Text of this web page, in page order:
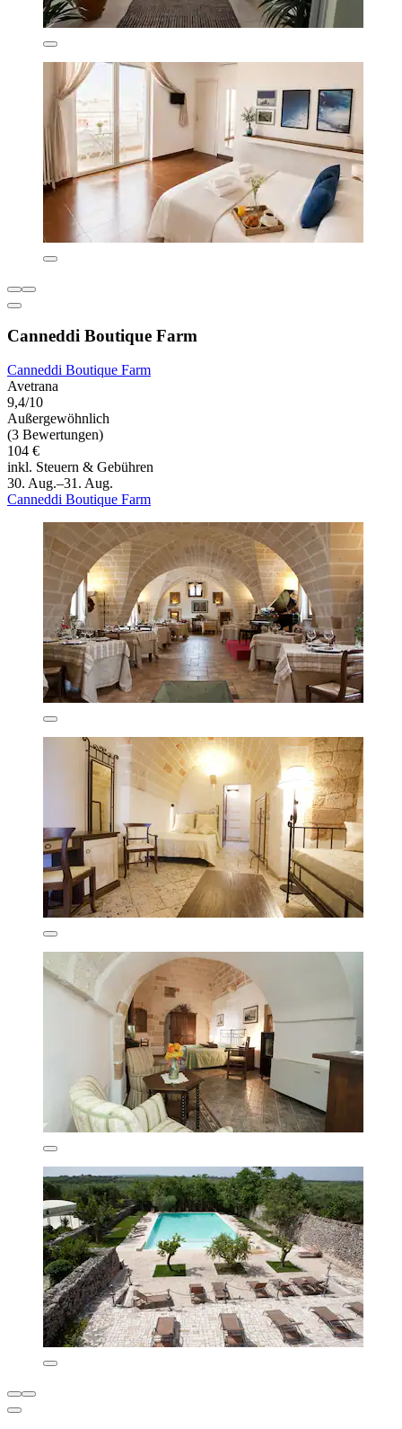
Canneddi Boutique Farm
Canneddi Boutique Farm
Avetrana
9,4/10
Außergewöhnlich
(3 Bewertungen)
104 €
inkl. Steuern & Gebühren
30. Aug.–31. Aug.
Canneddi Boutique Farm